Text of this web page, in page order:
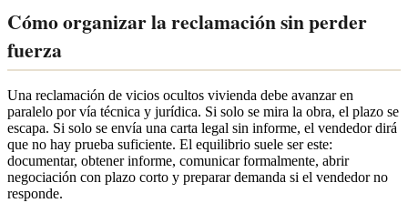
Cómo organizar la reclamación sin perder
fuerza
Una reclamación de vicios ocultos vivienda debe avanzar en
paralelo por vía técnica y jurídica. Si solo se mira la obra, el plazo se
escapa. Si solo se envía una carta legal sin informe, el vendedor dirá
que no hay prueba suficiente. El equilibrio suele ser este:
documentar, obtener informe, comunicar formalmente, abrir
negociación con plazo corto y preparar demanda si el vendedor no
responde.